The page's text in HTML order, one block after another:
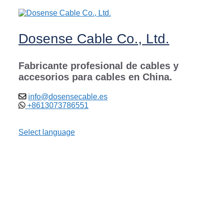
Saltar
Dosense Cable Co., Ltd.
Fabricante profesional de cables y
accesorios para cables en China.
info@dosensecable.es
+8613073786551
Select language